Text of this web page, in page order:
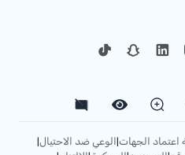
اعتماد الجهات|الوعي ضد الاحتيال|